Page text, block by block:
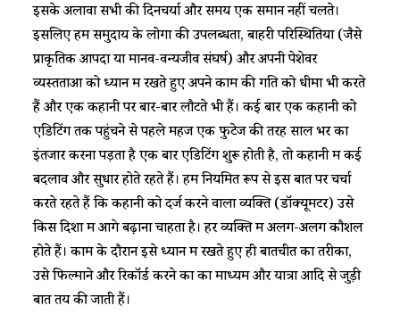
इसके अलावा सभी की दिनचर्या और समय एक समान नहीं चलते।
इसलिए हम समुदाय के लोगों की उपलब्धता, बाहरी परिस्थितियों (जैसे
प्राकृतिक आपदा या मानव-वन्यजीव संघर्ष) और अपनी पेशेवर
व्यस्तताओं को ध्यान में रखते हुए अपने काम की गति को धीमा भी करते
हैं और एक कहानी पर बार-बार लौटते भी हैं। कई बार एक कहानी को
एडिटिंग तक पहुंचने से पहले महज एक फुटेज की तरह साल भर का
इंतजार करना पड़ता है एक बार एडिटिंग शुरू होती है, तो कहानी में कई
बदलाव और सुधार होते रहते हैं। हम नियमित रूप से इस बात पर चर्चा
करते रहते हैं कि कहानी को दर्ज करने वाला व्यक्ति (डॉक्यूमेंटर) उसे
किस दिशा में आगे बढ़ाना चाहता है। हर व्यक्ति में अलग-अलग कौशल
होते हैं। काम के दौरान इसे ध्यान में रखते हुए ही बातचीत का तरीका,
उसे फिल्माने और रिकॉर्ड करने का का माध्यम और यात्रा आदि से जुड़ी
बातें तय की जाती हैं।